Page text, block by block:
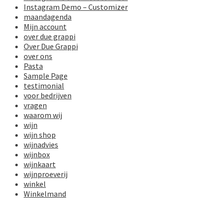
Instagram Demo – Customizer
maandagenda
Mijn account
over due grappi
Over Due Grappi
over ons
Pasta
Sample Page
testimonial
voor bedrijven
vragen
waarom wij
wijn
wijn shop
wijnadvies
wijnbox
wijnkaart
wijnproeverij
winkel
Winkelmand